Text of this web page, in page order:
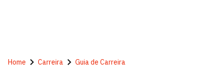
Home Carreira Guia de Carreira